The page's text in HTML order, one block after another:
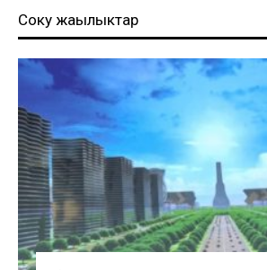
Соңку жаңылыктар